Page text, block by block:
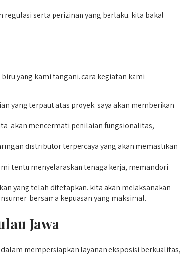
serta perizinan yang berlaku. kita bakal
yang kami tangani. cara kegiatan kami
yang terpaut atas proyek. saya akan memberikan
akan mencermati penilaian fungsionalitas,
distributor terpercaya yang akan memastikan
tentu menyelaraskan tenaga kerja, memandori
yang telah ditetapkan. kita akan melaksanakan
bersama kepuasan yang maksimal.
Jawa
mempersiapkan layanan eksposisi berkualitas,